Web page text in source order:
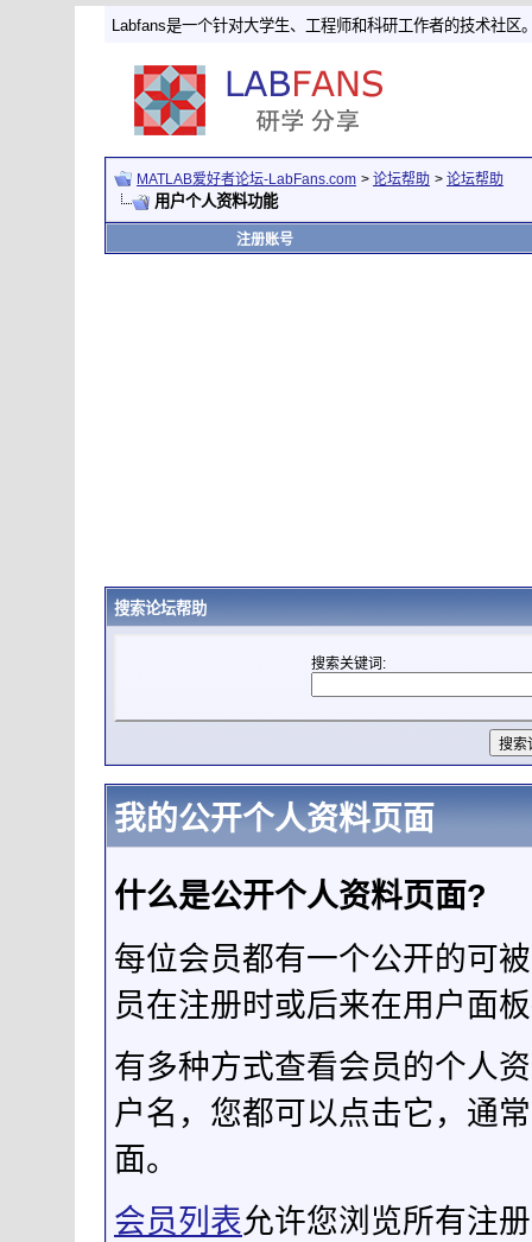
Labfans是一个针对大学生、工程师和科研工作者的技术社区
MATLAB爱好者论坛-LabFans.com > 论坛帮助 > 论坛帮助
用户个人资料功能
注册账号
搜索论坛帮助
搜索关键词:
我的公开个人资料页面
什么是公开个人资料页面?
每位会员都有一个公开的可
员在注册时或后来在用户面
有多种方式查看会员的个人
户名，您都可以点击它，通
面。
会员列表允许您浏览所有注